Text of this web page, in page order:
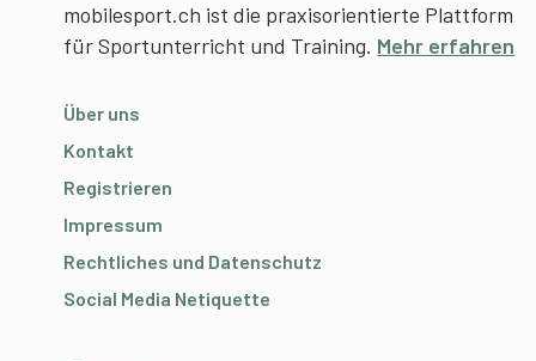
mobilesport.ch ist die praxisorientierte Plattform
für Sportunterricht und Training. Mehr erfahren
Über uns
Kontakt
Registrieren
Impressum
Rechtliches und Datenschutz
Social Media Netiquette